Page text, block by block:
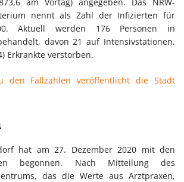
nennt als Zahl der Infizierten für
Aktuell werden 176 Personen in
davon 21 auf Intensivstationen.
Erkrankte verstorben.
den Fallzahlen veröffentlicht die Stadt
hat am 27. Dezember 2020 mit den
begonnen. Nach Mitteilung des
das die Werte aus Arztpraxen,